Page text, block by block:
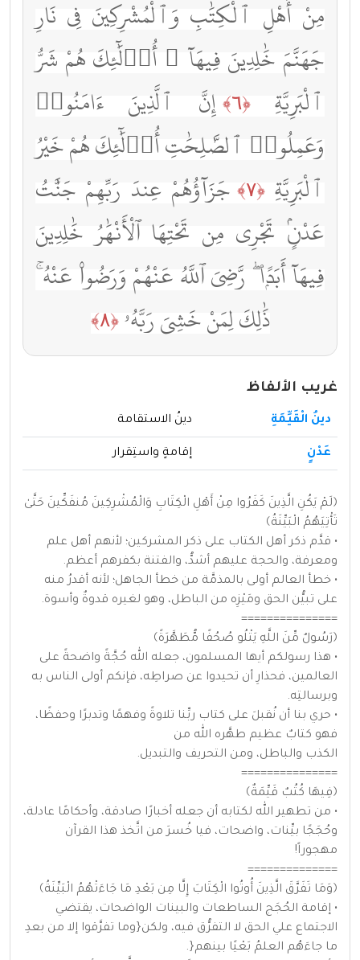
مِنْ أَهْلِ ٱلْكِتَٰبِ وَٱلْمُشْرِكِينَ فِى نَارِ
جَهَنَّمَ خَٰلِدِينَ فِيهَآ ۚ أُو۟لَٰٓئِكَ هُمْ شَرُّ
ٱلْبَرِيَّةِ﴿٦﴾
إِنَّ ٱلَّذِينَ ءَامَنُوا۟
وَعَمِلُوا۟ ٱلصَّٰلِحَٰتِ أُو۟لَٰٓئِكَ هُمْ خَيْرُ
ٱلْبَرِيَّةِ﴿٧﴾
جَزَآؤُهُمْ عِندَ رَبِّهِمْ جَنَّٰتُ
عَدْنٍۢ تَجْرِى مِن تَحْتِهَا ٱلْأَنْهَٰرُ خَٰلِدِينَ
فِيهَآ أَبَدًۭا ۖ رَّضِىَ ٱللَّهُ عَنْهُمْ وَرَضُوا۟ عَنْهُ ۚ
ذَٰلِكَ لِمَنْ خَشِىَ رَبَّهُۥ﴿٨﴾
غريب الألفاظ
دينُ الْقَيِّمَةِ دينُ الاستقامة
عَدْنٍ إقامةٍ واستِقرار
﴿لَمْ يَكُنِ الَّذِينَ كَفَرُوا مِنْ أَهْلِ الْكِتَابِ وَالْمُشْرِكِينَ مُنفَكِّينَ حَتَّىٰ
تَأْتِيَهُمُ الْبَيِّنَةُ﴾
• قدَّم ذكر أهل الكتاب على ذكر المشركين؛ لأنهم أهل علم
ومعرفة، والحجة عليهم أشدُّ، والفتنة بكفرهم أعظم.
• خطأ العالم أولى بالمذمَّة من خطأ الجاهل؛ لأنه أقدرُ منه
على تبيُّن الحق ومَيْزِه من الباطل، وهو لغيره قدوةٌ وأسوة.
===============
﴿رَسُولٌ مِّنَ اللَّهِ يَتْلُو صُحُفًا مُّطَهَّرَةً﴾
• هذا رسولكم أيها المسلمون، جعله الله حُجَّةً واضحةً على
العالمين، فحذارِ أن تحيدوا عن صراطِه، فإنكم أولى الناس به
وبرسالتِه.
• حري بنا أن نُقبلَ على كتاب ربِّنا تلاوةً وفهمًا وتدبرًا وحفظًا،
فهو كتابٌ عظيم طهَّره الله من
الكذب والباطل، ومن التحريف والتبديل.
===============
﴿فِيهَا كُتُبٌ قَيِّمَةٌ﴾
• من تطهير الله لكتابه أن جعله أخبارًا صادقة، وأحكامًا عادلة،
وحُجَجًا بيِّنات، واضحات، فيا خُسرَ من اتَّخذ هذا القرآن
مهجوراً!
==============
﴿وَمَا تَفَرَّقَ الَّذِينَ أُوتُوا الْكِتَابَ إِلَّا مِن بَعْدِ مَا جَاءَتْهُمُ الْبَيِّنَةُ﴾
• إقامة الحُجَج الساطعات والبينات الواضحات، يقتضي
الاجتماع علي الحق لا التفرُّق فيه، ولكن{وما تفرَّقوا إلا من بعدِ
ما جاءَهُم العلمُ بَعْيًا بينهم{.